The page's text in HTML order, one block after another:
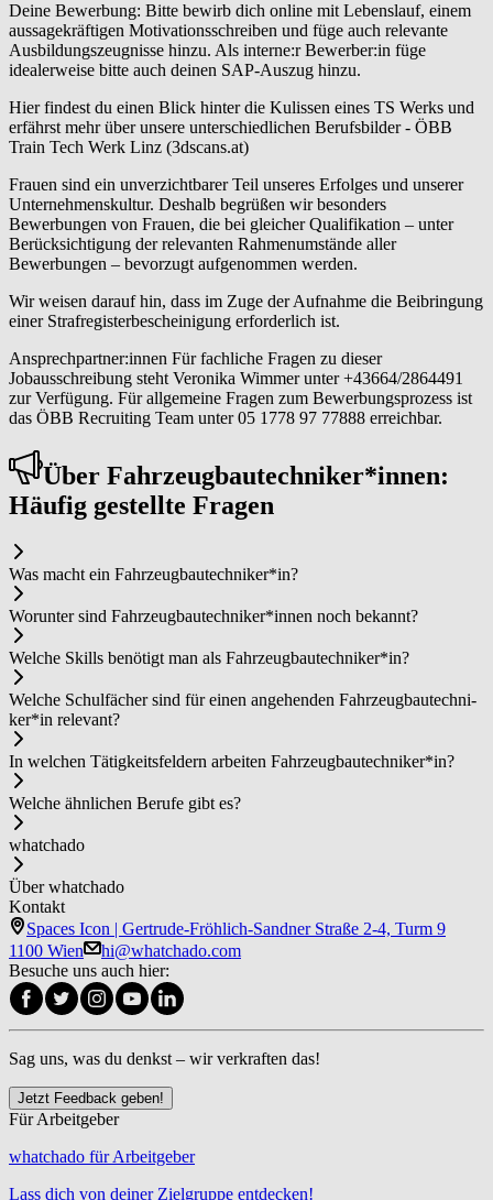
Deine Bewerbung: Bitte bewirb dich online mit Lebenslauf, einem
aussagekräftigen Motivationsschreiben und füge auch relevante
Ausbildungszeugnisse hinzu. Als interne:r Bewerber:in füge
idealerweise bitte auch deinen SAP-Auszug hinzu.
Hier findest du einen Blick hinter die Kulissen eines TS Werks und
erfährst mehr über unsere unterschiedlichen Berufsbilder - ÖBB
Train Tech Werk Linz (3dscans.at)
Frauen sind ein unverzichtbarer Teil unseres Erfolges und unserer
Unternehmenskultur. Deshalb begrüßen wir besonders
Bewerbungen von Frauen, die bei gleicher Qualifikation – unter
Berücksichtigung der relevanten Rahmenumstände aller
Bewerbungen – bevorzugt aufgenommen werden.
Wir weisen darauf hin, dass im Zuge der Aufnahme die Beibringung
einer Strafregisterbescheinigung erforderlich ist.
Ansprechpartner:innen Für fachliche Fragen zu dieser
Jobausschreibung steht Veronika Wimmer unter +43664/2864491
zur Verfügung. Für allgemeine Fragen zum Bewerbungsprozess ist
das ÖBB Recruiting Team unter 05 1778 97 77888 erreichbar.
Über Fahr­zeug­bau­tech­ni­ker*in­nen:
Häufig gestellte Fragen
Was macht ein Fahr­zeug­bau­tech­ni­ker*in?
Worunter sind Fahr­zeug­bau­tech­ni­ker*in­nen noch bekannt?
Welche Skills benötigt man als Fahr­zeug­bau­tech­ni­ker*in?
Welche Schulfächer sind für einen angehenden Fahr­zeug­bau­tech­ni­
ker*in relevant?
In welchen Tätigkeitsfeldern arbeiten Fahr­zeug­bau­tech­ni­ker*in?
Welche ähnlichen Berufe gibt es?
whatchado
Über whatchado
Kontakt
Spaces Icon | Gertrude-Fröhlich-Sandner Straße 2-4, Turm 9
1100 Wien
hi@whatchado.com
Besuche uns auch hier:
Sag uns, was du denkst – wir verkraften das!
Jetzt Feedback geben!
Für Arbeitgeber
whatchado für Arbeitgeber
Lass dich von deiner Zielgruppe entdecken!